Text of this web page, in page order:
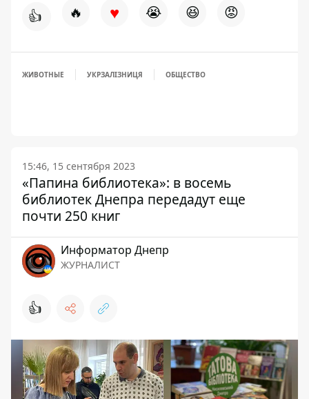
👍 🔥 ♥ 😭 😆 😡
ЖИВОТНЫЕ УКРЗАЛІЗНИЦЯ ОБЩЕСТВО
15:46, 15 сентября 2023
«Папина библиотека»: в восемь
библиотек Днепра передадут еще
почти 250 книг
Информатор Днепр
ЖУРНАЛИСТ
👍